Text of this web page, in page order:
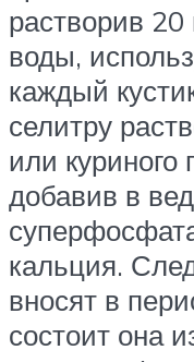
растворив 20
воды,
каждый
селитру
или куриного
добавив в
кальция.
вносят в
состоит она